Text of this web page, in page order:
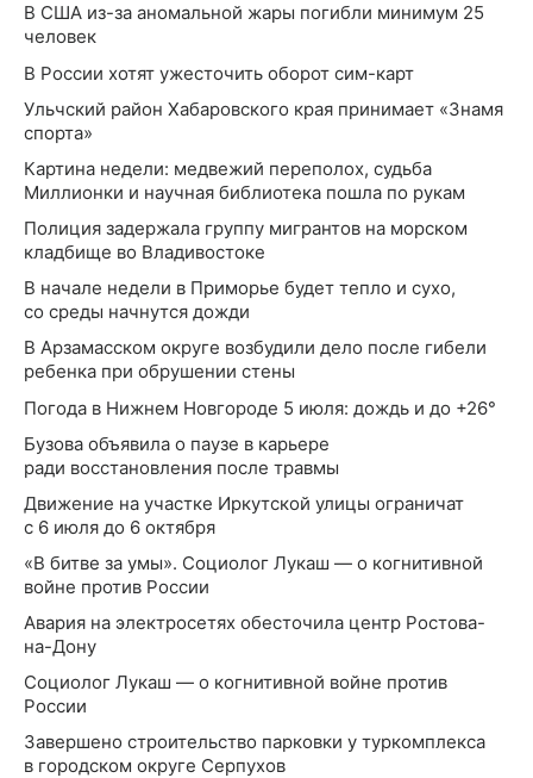
В США из-за аномальной жары погибли минимум 25
человек
В России хотят ужесточить оборот сим-карт
Ульчский район Хабаровского края принимает «Знамя
спорта»
Картина недели: медвежий переполох, судьба
Миллионки и научная библиотека пошла по рукам
Полиция задержала группу мигрантов на морском
кладбище во Владивостоке
В начале недели в Приморье будет тепло и сухо,
со среды начнутся дожди
В Арзамасском округе возбудили дело после гибели
ребенка при обрушении стены
Погода в Нижнем Новгороде 5 июля: дождь и до +26°
Бузова объявила о паузе в карьере
ради восстановления после травмы
Движение на участке Иркутской улицы ограничат
с 6 июля до 6 октября
«В битве за умы». Социолог Лукаш — о когнитивной
войне против России
Авария на электросетях обесточила центр Ростова-
на-Дону
Социолог Лукаш — о когнитивной войне против
России
Завершено строительство парковки у туркомплекса
в городском округе Серпухов